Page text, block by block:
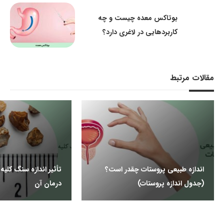
بوتاکس معده چیست و چه
کاربردهایی در لاغری دارد؟
مقالات مرتبط
اندازه طبیعی پروستات چقدر است؟
(جدول اندازه پروستات)
تأثیر اندازه سنگ
درمان آن